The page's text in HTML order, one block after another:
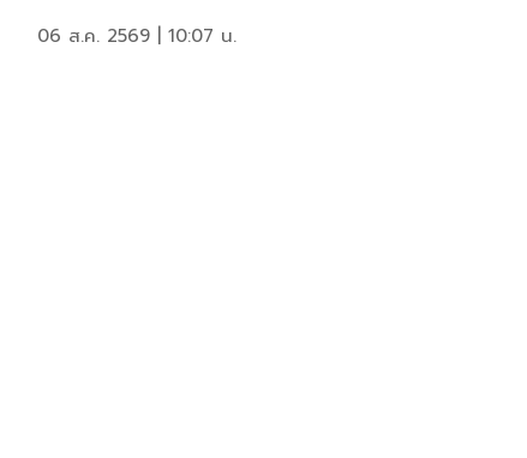
06 ส.ค. 2569 | 10:07 น.